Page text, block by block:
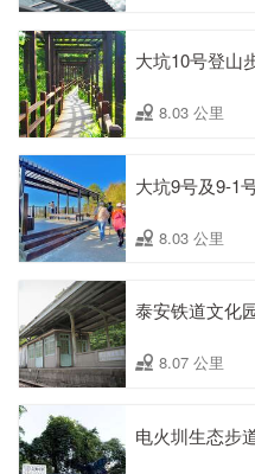
大坑10号登山
8.03 公里
大坑9号及9-1
8.03 公里
泰安铁道文化
8.07 公里
电火圳生态步